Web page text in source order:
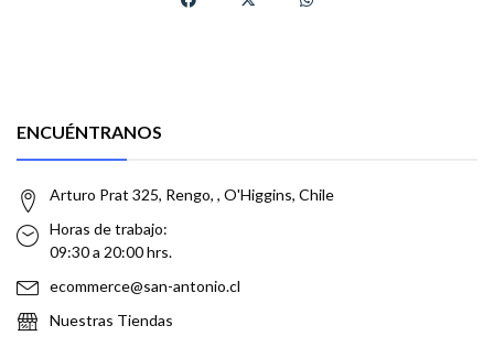
ENCUÉNTRANOS
Arturo Prat 325, Rengo, , O'Higgins, Chile
Horas de trabajo:
09:30 a 20:00 hrs.
ecommerce@san-antonio.cl
Nuestras Tiendas